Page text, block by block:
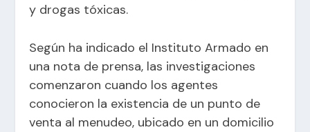
y drogas tóxicas.
Según ha indicado el Instituto Armado en
una nota de prensa, las investigaciones
comenzaron cuando los agentes
conocieron la existencia de un punto de
venta al menudeo, ubicado en un domicilio